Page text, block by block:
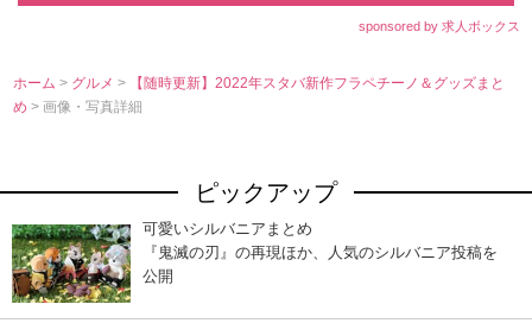
sponsored by 求人ボックス
ホーム > グルメ>
【随時更新】2022年スタバ新作フラペチーノ＆グッズまと
め> 画像・写真詳細
ピックアップ
可愛いシルバニアまとめ
『鬼滅の刃』の再現ほか、人気のシルバニア投稿を
公開